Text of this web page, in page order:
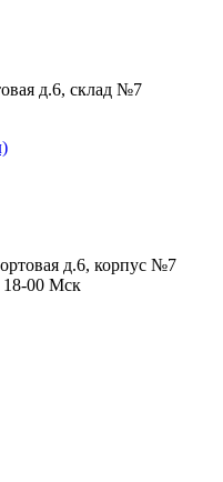
д.6, склад №7
д.6, корпус №7
18-00 Мск